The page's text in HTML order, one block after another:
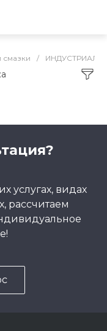
смазки /
масла
услугах, видах
рассчитаем